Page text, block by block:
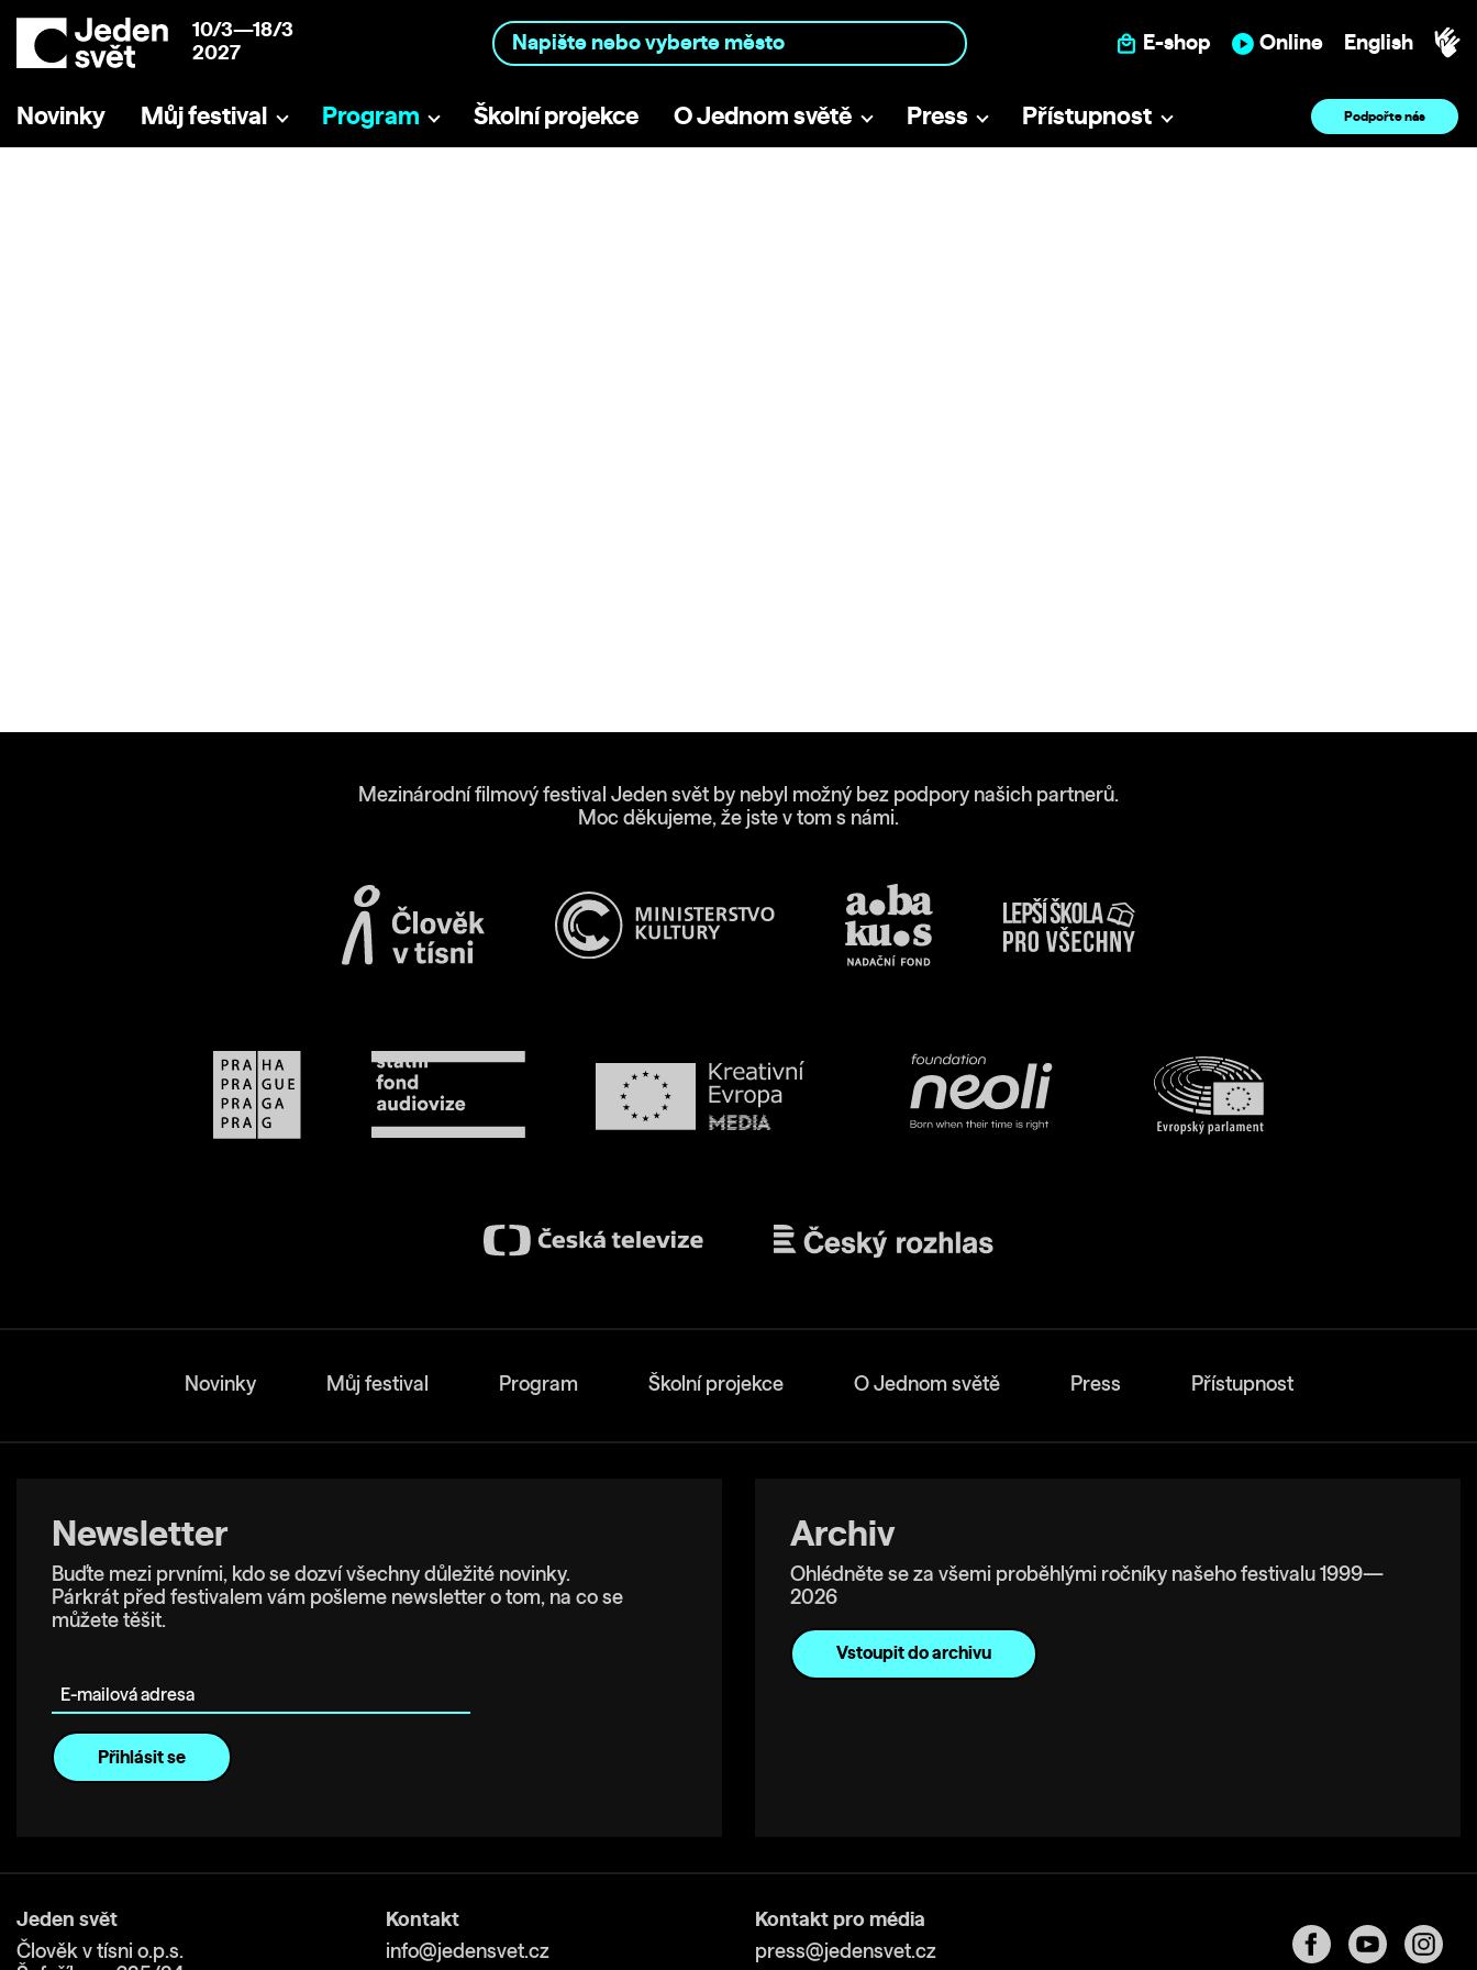
10/3—18/3
2027
E-shop Online English
Novinky Můj festival Program Školní projekce O Jednom světě Press Přístupnost Podpořte nás
Mezinárodní filmový festival Jeden svět by nebyl možný bez podpory našich partnerů.
Moc děkujeme, že jste v tom s námi.
Novinky Můj festival Program Školní projekce O Jednom světě Press Přístupnost
Newsletter
Buďte mezi prvními, kdo se dozví všechny důležité novinky.
Párkrát před festivalem vám pošleme newsletter o tom, na co se
můžete těšit.
Archiv
Ohlédněte se za všemi proběhlými ročníky našeho festivalu 1999—
2026
Vstoupit do archivu
Jeden svět
Člověk v tísni o.p.s.
Kontakt
info@jedensvet.cz
Kontakt pro média
press@jedensvet.cz